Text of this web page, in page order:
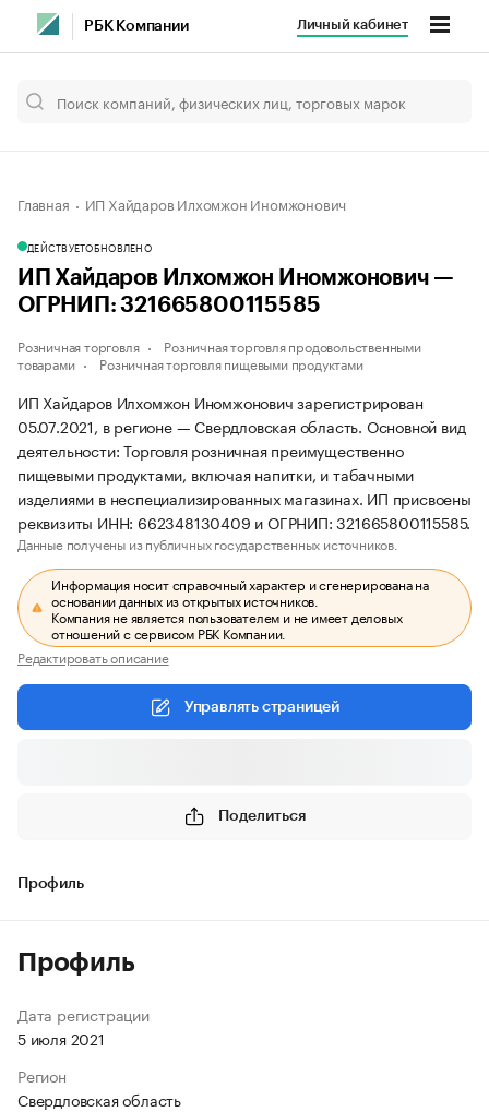
РБК Компании Личный кабинет
Главная ИП Хайдаров Илхомжон Иномжонович
ДЕЙСТВУЕТОБНОВЛЕНО
ИП Хайдаров Илхомжон Иномжонович —
ОГРНИП: 321665800115585
Розничная торговля
Розничная торговля продовольственными
товарами
Розничная торговля пищевыми продуктами
ИП Хайдаров Илхомжон Иномжонович зарегистрирован
05.07.2021, в регионе — Свердловская область. Основной вид
деятельности: Торговля розничная преимущественно
пищевыми продуктами, включая напитки, и табачными
изделиями в неспециализированных магазинах. ИП присвоены
реквизиты ИНН: 662348130409 и ОГРНИП: 321665800115585.
Данные получены из публичных государственных источников.
Информация носит справочный характер и сгенерирована на
основании данных из открытых источников.
Компания не является пользователем и не имеет деловых
отношений с сервисом РБК Компании.
Редактировать описание
Управлять страницей
Поделиться
Профиль
Профиль
Дата регистрации
5 июля 2021
Регион
Свердловская область